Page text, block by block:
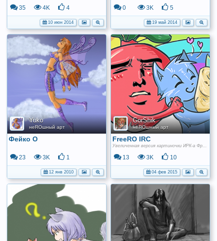
35 4K 4
10 июн 2014
0 3K 5
19 май 2014
Yuko
неROшный арт
Фейко О
23 3K 1
12 янв 2010
GorShik
неROшный арт
FreeRO IRC
13 3K 10
04 фев 2015